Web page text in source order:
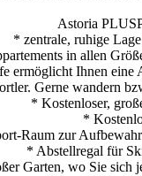
Astoria
* zentrale, ruhige
in allen
ermöglicht Ihnen eine
Gerne wandern
* Kostenloser,
*
Raum zur
* Abstellregal für
Garten, wo Sie sich